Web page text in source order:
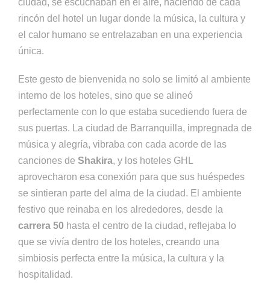
ciudad, se escuchaban en el aire, haciendo de cada
rincón del hotel un lugar donde la música, la cultura y
el calor humano se entrelazaban en una experiencia
única.
Este gesto de bienvenida no solo se limitó al ambiente
interno de los hoteles, sino que se alineó
perfectamente con lo que estaba sucediendo fuera de
sus puertas. La ciudad de Barranquilla, impregnada de
música y alegría, vibraba con cada acorde de las
canciones de Shakira, y los hoteles GHL
aprovecharon esa conexión para que sus huéspedes
se sintieran parte del alma de la ciudad. El ambiente
festivo que reinaba en los alrededores, desde la
carrera 50 hasta el centro de la ciudad, reflejaba lo
que se vivía dentro de los hoteles, creando una
simbiosis perfecta entre la música, la cultura y la
hospitalidad.